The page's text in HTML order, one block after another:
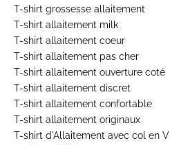
T-shirt grossesse allaitement
T-shirt allaitement milk
T-shirt allaitement coeur
T-shirt allaitement pas cher
T-shirt allaitement ouverture coté
T-shirt allaitement discret
T-shirt allaitement confortable
T-shirt allaitement originaux
T-shirt d'Allaitement avec col en V